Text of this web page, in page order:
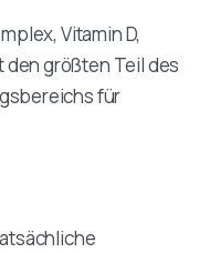
Vitamin D,
den größten Teil des
für